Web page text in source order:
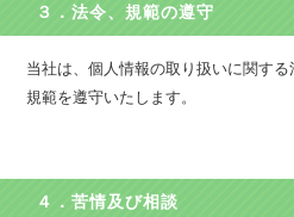
３．法令、規範の遵守
当社は、個人情報の取り扱いに関す
規範を遵守いたします。
４．苦情及び相談